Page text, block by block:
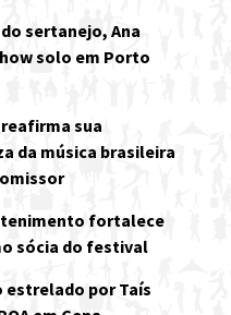
sertanejo, Ana
solo em Porto
sua
da música brasileira
fortalece
sócia do festival
estrelado por Taís